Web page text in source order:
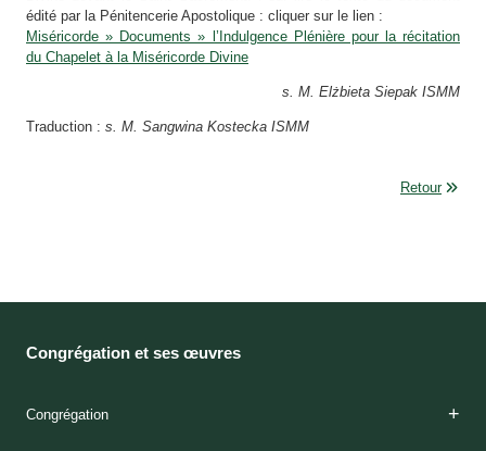
édité par la Pénitencerie Apostolique : cliquer sur le lien :
Miséricorde » Documents » l’Indulgence Plénière pour la récitation
du Chapelet à la Miséricorde Divine
s. M. Elżbieta Siepak ISMM
Traduction : s. M. Sangwina Kostecka ISMM
Retour
Congrégation et ses œuvres
Congrégation